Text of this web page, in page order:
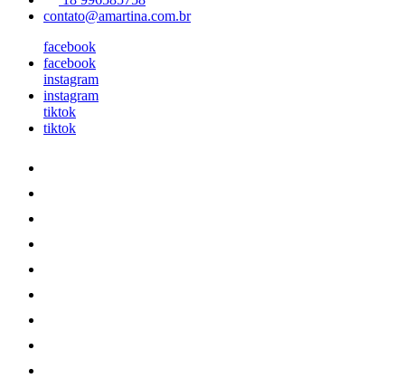
contato@amartina.com.br
facebook
facebook
instagram
instagram
tiktok
tiktok